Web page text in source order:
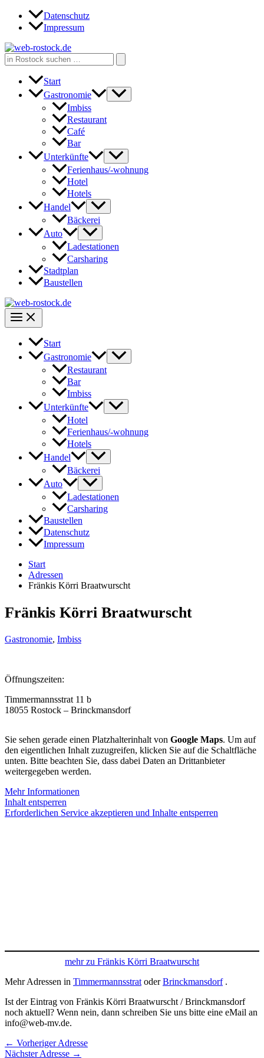
Zum
Inhalt
Datenschutz
Impressum
Search
for:
Start
Gastronomie
Imbiss
Restaurant
Café
Bar
Unterkünfte
Ferienhaus/-wohnung
Hotel
Hotels
Handel
Bäckerei
Auto
Ladestationen
Carsharing
Stadtplan
Baustellen
Start
Gastronomie
Restaurant
Bar
Imbiss
Unterkünfte
Hotel
Ferienhaus/-wohnung
Hotels
Handel
Bäckerei
Auto
Ladestationen
Carsharing
Baustellen
Datenschutz
Impressum
Start
Adressen
Fränkis Körri Braatwurscht
Fränkis Körri Braatwurscht
Gastronomie, Imbiss
Öffnungszeiten:
Timmermannsstrat 11 b
18055 Rostock – Brinckmansdorf
Sie sehen gerade einen Platzhalterinhalt von Google Maps. Um auf
den eigentlichen Inhalt zuzugreifen, klicken Sie auf die Schaltfläche
unten. Bitte beachten Sie, dass dabei Daten an Drittanbieter
weitergegeben werden.
Mehr Informationen
Inhalt entsperren
Erforderlichen Service akzeptieren und Inhalte entsperren
mehr zu Fränkis Körri Braatwurscht
Mehr Adressen in Timmermannsstrat oderBrinckmansdorf.
Ist der Eintrag von Fränkis Körri Braatwurscht / Brinckmansdorf
noch aktuell? Wenn nein, dann schreiben Sie uns bitte eine eMail an
info@web-mv.de.
← Vorheriger Adresse
Nächster Adresse →